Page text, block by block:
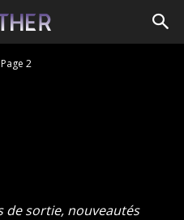
Page 2
de sortie, nouveautés